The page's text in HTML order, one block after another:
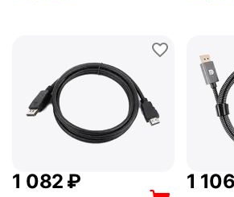
1 082 ₽ 1 106